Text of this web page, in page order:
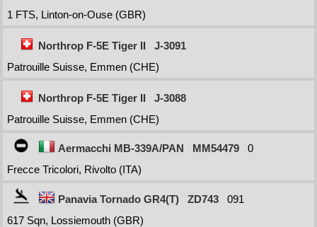
1 FTS, Linton-on-Ouse (GBR)
Northrop F-5E Tiger II
J-3091
Patrouille Suisse, Emmen (CHE)
Northrop F-5E Tiger II
J-3088
Patrouille Suisse, Emmen (CHE)
Aermacchi MB-339A/PAN MM54479
0
Frecce Tricolori, Rivolto (ITA)
Panavia Tornado GR4(T) ZD743
091
617 Sqn, Lossiemouth (GBR)